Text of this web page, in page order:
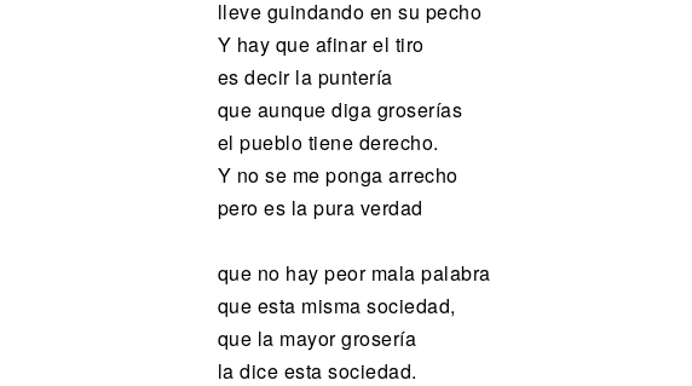
lleve guindando en su pecho
Y hay que afinar el tiro
es decir la puntería
que aunque diga groserías
el pueblo tiene derecho.
Y no se me ponga arrecho
pero es la pura verdad
que no hay peor mala palabra
que esta misma sociedad,
que la mayor grosería
la dice esta sociedad.